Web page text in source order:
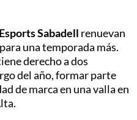
Sabadell renuevan
una temporada más.
derecho a dos
del año, formar parte
de marca en una valla en